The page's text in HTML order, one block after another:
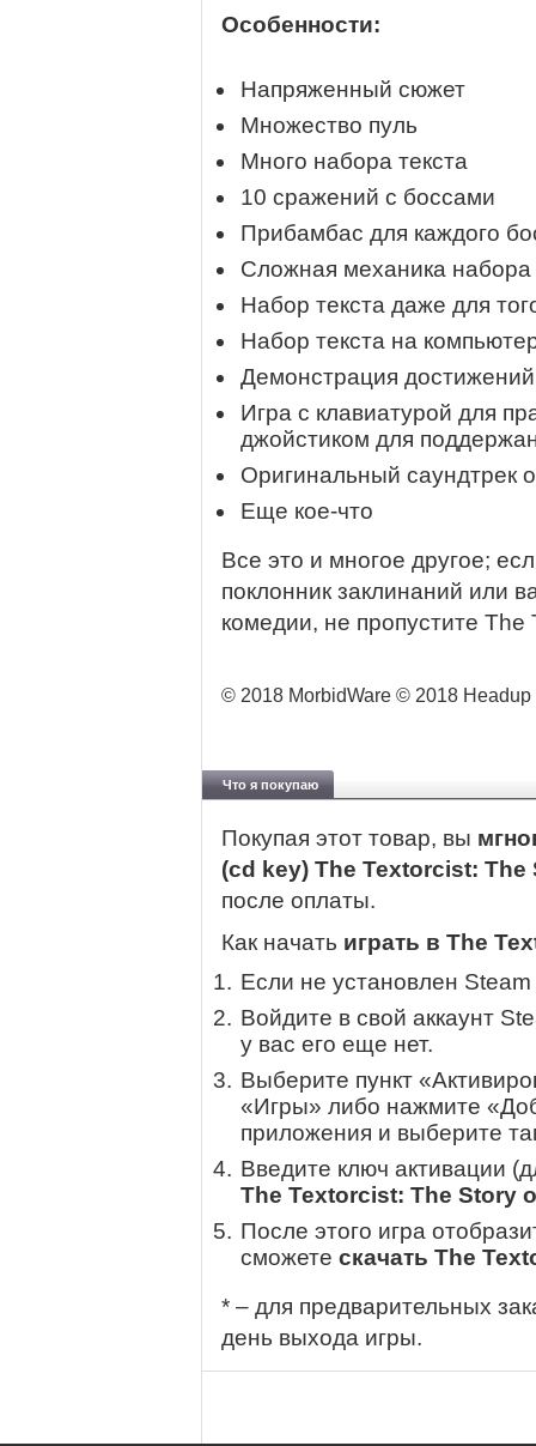
Особенности:
Напряженный сюжет
Множество пуль
Много набора текста
10 сражений с боссами
Прибамбас для каждого
Сложная механика набора
Набор текста даже для
Набор текста на
Демонстрация
Игра с клавиатурой для
джойстиком для
Оригинальный саундтрек
Еще кое-что
Все это и многое другое;
поклонник заклинаний или
комедии, не пропустите The
© 2018 MorbidWare © 2018
Что я покупаю
Покупая этот товар, вы
(cd key) The Textorcist:
после оплаты.
Как начать играть в The
Если не установлен
Войдите в свой аккаунт
у вас его еще нет.
Выберите пункт
«Игры» либо нажмите
приложения и выберите
Введите ключ активации
The Textorcist: The Story
После этого игра
сможете скачать The
* – для предварительных
день выхода игры.